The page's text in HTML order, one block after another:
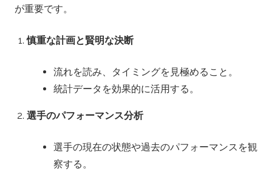
が重要です。
慎重な計画と賢明な決断
流れを読み、タイミングを見極めること。
統計データを効果的に活用する。
選手のパフォーマンス分析
選手の現在の状態や過去のパフォーマンスを観
察する。